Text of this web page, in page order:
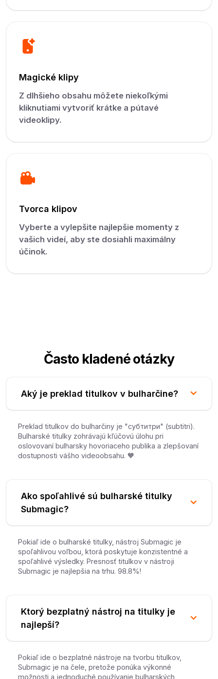
Magické klipy
Z dlhšieho obsahu môžete niekoľkými
kliknutiami vytvoriť krátke a pútavé
videoklipy.
Tvorca klipov
Vyberte a vylepšite najlepšie momenty z
vašich videí, aby ste dosiahli maximálny
účinok.
Často kladené otázky
Aký je preklad titulkov v bulharčine?
Preklad titulkov do bulharčiny je "субтитри" (subtitri).
Bulharské titulky zohrávajú kľúčovú úlohu pri
oslovovaní bulharsky hovoriaceho publika a zlepšovaní
dostupnosti vášho videoobsahu. 🧡
Ako spoľahlivé sú bulharské titulky
Submagic?
Pokiaľ ide o bulharské titulky, nástroj Submagic je
spoľahlivou voľbou, ktorá poskytuje konzistentné a
spoľahlivé výsledky. Presnosť titulkov v nástroji
Submagic je najlepšia na trhu. 98.8%!
Ktorý bezplatný nástroj na titulky je
najlepší?
Pokiaľ ide o bezplatné nástroje na tvorbu titulkov,
Submagic je na čele, pretože ponúka výkonné
možnosti a jednoduché používanie bulharských